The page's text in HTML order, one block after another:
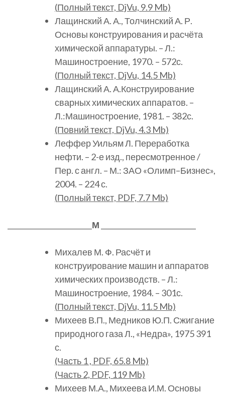
(Полныйтекст, DjVu, 9.9 Mb)
Лащинский А. А., Толчинский А. Р.
Основы конструирования и расчёта
химической аппаратуры. – Л.:
Машиностроение, 1970. – 572с.
(Полныйтекст, DjVu, 14.5 Mb)
Лащинский А. А.Конструирование
сварных химических аппаратов. –
Л.:Машиностроение, 1981. – 382с.
(Повний текст, DjVu, 4.3 Mb)
Леффер Уильям Л. Переработка
нефти. – 2-е изд., пересмотренное /
Пер. с англ. – М.: ЗАО «Олимп–Бизнес»,
2004. – 224 с.
(Полныйтекст, PDF, 7.7 Mb)
М
Михалев М. Ф. Расчёт и
конструирование машин и аппаратов
химических производств. – Л.:
Машиностроение, 1984. – 301с.
(Полныйтекст, DjVu, 11.5 Mb)
Михеев В.П., Медников Ю.П. Сжигание
природного газа Л., «Недра», 1975 391
с.
(Часть 1 , PDF, 65.8 Mb)
(Часть 2, PDF, 119 Mb)
Михеев М.А., Михеева И.М. Основы